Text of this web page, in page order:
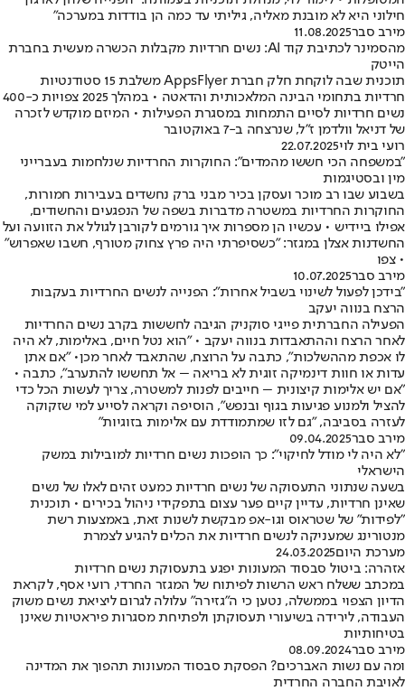
חילוני היא לא מובנת מאליה, גיליתי עד כמה הן בודדות במערכה"
מירב סבר11.08.2025
מהסמינר לכתיבת קוד AI: נשים חרדיות מקבלות הכשרה מעשית בחברת
הייטק
תוכנית שבה לוקחת חלק חברת AppsFlyer משלבת 15 סטודנטיות
חרדיות בתחומי הבינה המלאכותית והדאטה • במהלך 2025 צפויות כ-400
נשים חרדיות לסיים התמחות במסגרת הפעילות • המיזם מוקדש לזכרה
של דניאל וולדמן ז"ל, שנרצחה ב-7 באוקטובר
רועי בית לוי22.07.2025
"במשפחה הכי חששו מהמדים": החוקרות החרדיות שנלחמות בעברייני
מין ובסטיגמות
בשבוע שבו רב מוכר ועסקן בכיר מבני ברק נחשדים בעבירות חמורות,
החוקרות החרדיות במשטרה מדברות בשפה של הנפגעים והחשודים,
אפילו ביידיש • עכשיו הן מספרות איך גורמים לקורבן לגולל את הזוועה ועל
החשדנות אצלן במגזר: "כשסיפרתי היה פרץ צחוק מטורף, חשבו שאפרוש"
• צפו
מירב סבר10.07.2025
"בידכן לפעול לשינוי בשביל אחרות": הפנייה לנשים החרדיות בעקבות
הרצח בנווה יעקב
הפעילה החברתית פייגי סוקניק הגיבה לחששות בקרב נשים החרדיות
לאחר הרצח וההתאבדות בנווה יעקב • "הוא נטל חיים, באלימות, לא היה
לו אכפת מההשלכות", כתבה על הרוצח, שהתאבד לאחר מכן• "אם אתן
עדות או חוות דינמיקה זוגית לא בריאה – אל תחששו להתערב", כתבה •
"אם יש אלימות קיצונית – חייבים לפנות למשטרה, צריך לעשות הכל כדי
להציל ולמנוע פגיעות בגוף ובנפש", הוסיפה וקראה לסייע למי שזקוקה
לעזרה בסביבה, "גם לזו שמתמודדת עם אלימות בזוגיות"
מירב סבר09.04.2025
"לא היה לי מודל לחיקוי": כך הופכות נשים חרדיות למובילות במשק
הישראלי
בשעה שנתוני התעסוקה של נשים חרדיות כמעט זהים לאלו של נשים
שאינן חרדיות, עדיין קיים פער עצום בתפקידי ניהול בכירים • תוכנית
"לפידות" של שטראוס וגו-אפ מבקשת לשנות זאת, באמצעות רשת
מנטורינג שמעניקה לנשים חרדיות את הכלים להגיע לצמרת
מערכת היום24.03.2025
אזהרה: ביטול סבסוד המעונות יפגע בתעסוקת נשים חרדיות
במכתב ששלח ראש הרשות לפיתוח של המגזר החרדי, רועי אסף, לקראת
הדיון הצפוי בממשלה, נטען כי ה"גזירה" עלולה לגרום ליציאת נשים משוק
העבודה, לירידה בשיעורי תעסוקתן ולפתיחת מסגרות פיראטיות שאינן
בטיחותיות
מירב סבר08.09.2024
ומה עם נשות האברכים? הפסקת סבסוד המעונות תהפוך את המדינה
לאויבת החברה החרדית